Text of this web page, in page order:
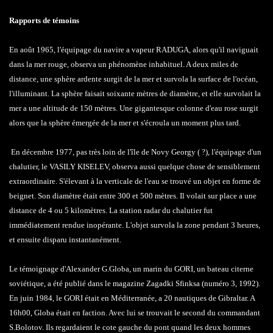
Rapports de témoins
En août 1965, l'équipage du navire a vapeur RADUGA, alors qu'il naviguait
dans la mer rouge, observa un phénomène inhabituel. A deux miles de
distance, une sphère ardente surgit de la mer et survola la surface de l'océan,
l'illuminant. La sphère faisait soixante mètres de diamètre, et elle survolait la
mer a une altitude de 150 mètres. Une gigantesque colonne d'eau rose surgit
alors que la sphère émergée de la mer et s'écroula un moment plus tard.
En décembre 1977, pas très loin de l'île de Novy Georgy ( ?), l'équipage d'un
chalutier, le VASILY KISELEV, observa aussi quelque chose de sensiblement
extraordinaire. S'élevant à la verticale de l'eau se trouvé un objet en forme de
beignet. Son diamètre était entre 300 et 500 mètres. Il volait sur place a une
distance de 4 ou 5 kilomètres. La station radar du chalutier fut
immédiatement rendue inopérante. L'objet survola la zone pendant 3 heures,
et ensuite disparu instantanément.
Le témoignage d'Alexander G.Globa, un marin du GORI, un bateau citerne
soviétique, a été publié dans le magazine Zagadki Sfinksa (numéro 3, 1992).
En juin 1984, le GORI était en Méditerranée, a 20 nautiques de Gibraltar. A
16h00, Globa était en faction. Avec lui se trouvait le second du commandant
S.Bolotov. Ils regardaient le cote gauche du pont quand les deux hommes